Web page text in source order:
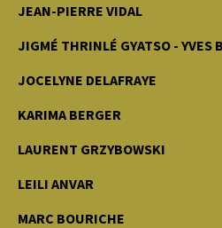
JEAN-PIERRE VIDAL
JIGMÉ THRINLÉ GYATSO - YVES
JOCELYNE DELAFRAYE
KARIMA BERGER
LAURENT GRZYBOWSKI
LEILI ANVAR
MARC BOURICHE